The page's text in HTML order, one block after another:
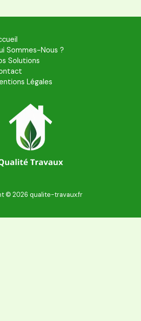
Sommes-Nous ?
Solutions
Légales
© 2026 qualite-travaux.fr